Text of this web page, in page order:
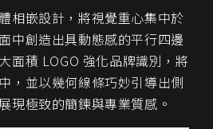
相嵌設計，將視覺重心集中於
中創造出具動態感的平行四邊
面積 LOGO 強化品牌識別，將
，並以幾何線條巧妙引導出側
現極致的簡鍊與專業質感。